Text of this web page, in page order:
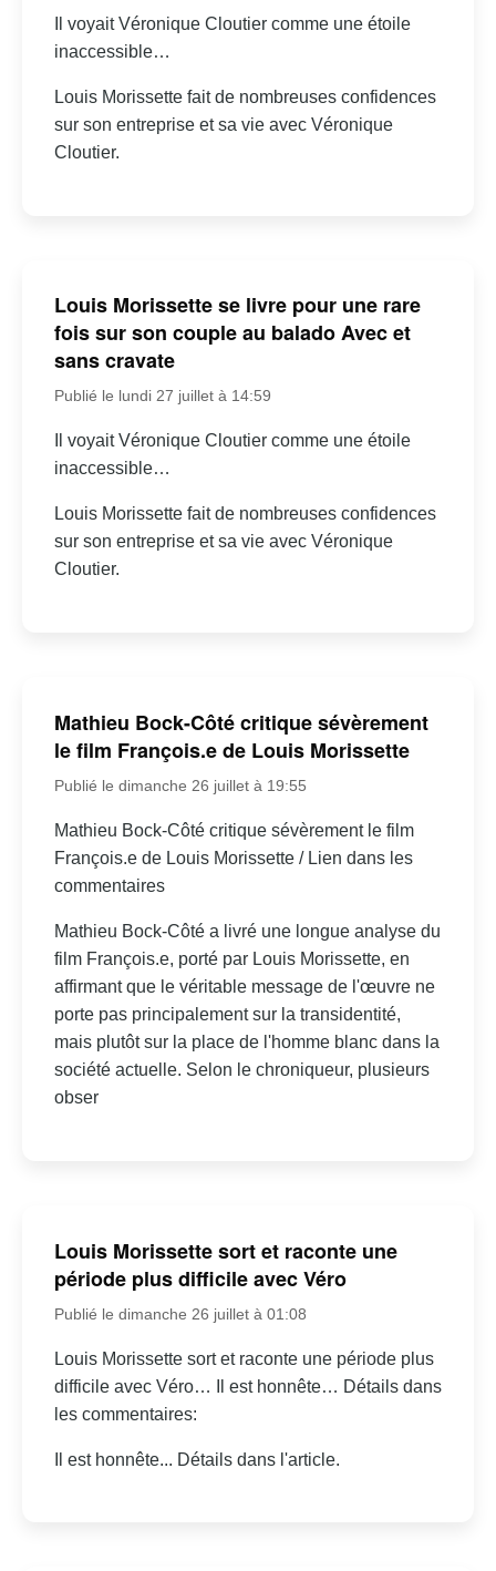
Il voyait Véronique Cloutier comme une étoile
inaccessible…
Louis Morissette fait de nombreuses confidences
sur son entreprise et sa vie avec Véronique
Cloutier.
Louis Morissette se livre pour une rare
fois sur son couple au balado Avec et
sans cravate
Publié le lundi 27 juillet à 14:59
Il voyait Véronique Cloutier comme une étoile
inaccessible…
Louis Morissette fait de nombreuses confidences
sur son entreprise et sa vie avec Véronique
Cloutier.
Mathieu Bock-Côté critique sévèrement
le film François.e de Louis Morissette
Publié le dimanche 26 juillet à 19:55
Mathieu Bock-Côté critique sévèrement le film
François.e de Louis Morissette / Lien dans les
commentaires
Mathieu Bock-Côté a livré une longue analyse du
film François.e, porté par Louis Morissette, en
affirmant que le véritable message de l'œuvre ne
porte pas principalement sur la transidentité,
mais plutôt sur la place de l'homme blanc dans la
société actuelle. Selon le chroniqueur, plusieurs
obser
Louis Morissette sort et raconte une
période plus difficile avec Véro
Publié le dimanche 26 juillet à 01:08
Louis Morissette sort et raconte une période plus
difficile avec Véro… Il est honnête… Détails dans
les commentaires:
Il est honnête... Détails dans l'article.